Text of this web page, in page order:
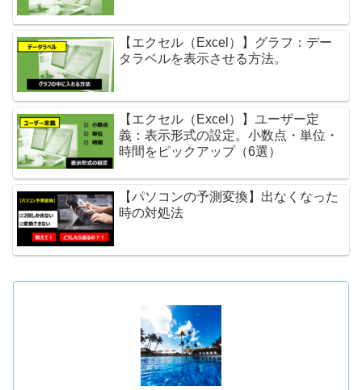
【エクセル（Excel）】グラフ：デー
タラベルを表示させる方法。
【エクセル（Excel）】ユーザー定
義：表示形式の設定。小数点・単位・
時間をピックアップ（6選）
【パソコンの予測変換】出なくなった
時の対処法